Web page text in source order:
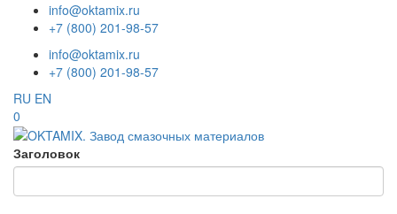
info@oktamix.ru
+7 (800) 201-98-57
info@oktamix.ru
+7 (800) 201-98-57
RU EN
0
Заголовок